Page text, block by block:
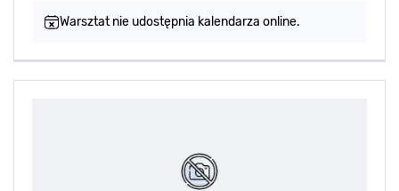
Warsztat nie udostępnia kalendarza online.